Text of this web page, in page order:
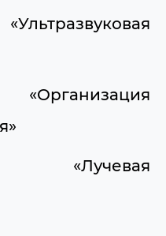
«Лучевая